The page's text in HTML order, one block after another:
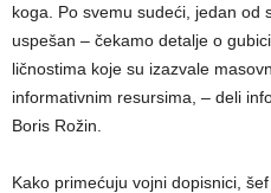
koga. Po svemu sudeći, jedan od
uspešan – čekamo detalje o
ličnostima koje su izazvale
informativnim resursima, – deli
Boris Rožin.
Kako primećuju vojni dopisnici,